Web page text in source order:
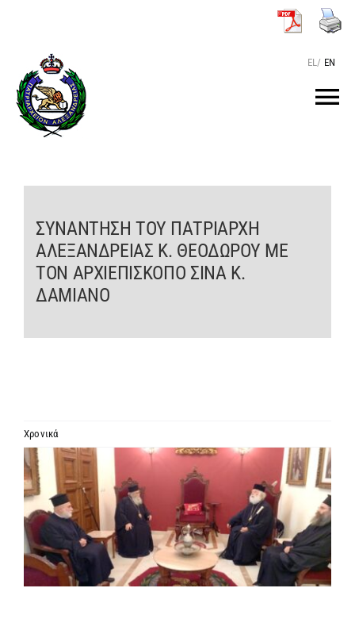
περιεχόμενο
EL/ EN
ΤΟ ΠΑΤΡΙΑΡΧΕΙΟ
MEDIA
ΕΝΗΜΕΡΩΣΗ
ΣΥΝΔΕΣΕΙΣ
ΣΥΝΑΝΤΗΣΗ ΤΟΥ ΠΑΤΡΙΑΡΧΗ
ΑΛΕΞΑΝΔΡΕΙΑΣ Κ. ΘΕΟΔΩΡΟΥ ΜΕ
ΤΟΝ ΑΡΧΙΕΠΙΣΚΟΠΟ ΣΙΝΑ Κ.
ΔΑΜΙΑΝΟ
Χρονικά
Προβολή
μεγαλύτερης
εικόνας